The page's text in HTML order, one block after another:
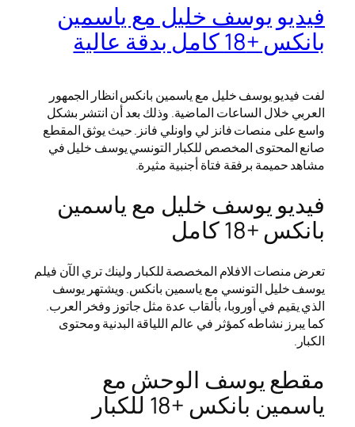
فيديو يوسف خليل مع ياسمين
بانكس +18 كامل بدقة عالية
لفت فيديو يوسف خليل مع ياسمين بانكس انظار الجمهور
العربي خلال الساعات الماضية. وذلك بعد أن انتشر بشكل
واسع على منصات فانز لي واونلي فانز. حيث يوثق المقطع
صانع المحتوى المخصص للكبار التونسي يوسف خليل في
مشاهد حميمة برفقة فتاة أجنبية مثيرة.
فيديو يوسف خليل مع ياسمين
بانكس +18 كامل
تعرض منصات الافلام المخصصة للكبار ولينك تري الآن فيلم
يوسف خليل التونسي مع ياسمين بانكس. ويشتهر يوسف
الذي يقيم في أوروبا، بألقاب عدة مثل جاتوز وفخر العرب.
كما يبرز نشاطه كمؤثر في عالم اللياقة البدنية ومحتوى
الكبار.
مقطع يوسف الوحش مع
ياسمين بانكس +18 للكبار